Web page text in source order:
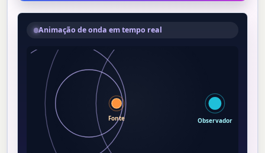
Animação de onda em tempo real
Observador